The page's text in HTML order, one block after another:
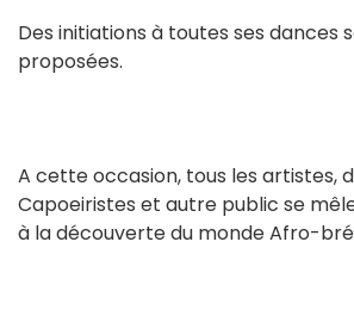
Des initiations à toutes ses dances
proposées.
A cette occasion, tous les artistes,
Capoeiristes et autre public se
à la découverte du monde Afro-